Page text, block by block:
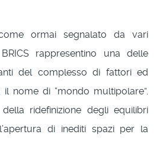
ormai segnalato da vari
rappresentino una delle
del complesso di fattori ed
nome di “mondo multipolare”.
ridefinizione degli equilibri
di inediti spazi per la